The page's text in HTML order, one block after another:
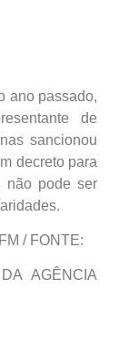
ano passado,
de
sancionou
decreto para
não pode ser
/ FONTE:
AGÊNCIA